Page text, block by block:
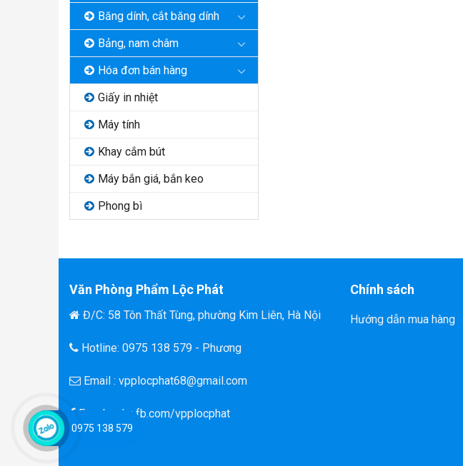
Băng dính, cắt băng dính
Bảng, nam châm
Hóa đơn bán hàng
Giấy in nhiệt
Máy tính
Khay cắm bút
Máy bắn giá, bắn keo
Phong bì
Văn Phòng Phẩm Lộc Phát
Đ/C: 58 Tôn Thất Tùng, phường Kim Liên, Hà Nội
Hotline: 0975 138 579 - Phương
Email : vpplocphat68@gmail.com
Facebook : fb.com/vpplocphat
Chính sách
Hướng dẫn mua hàng
0975 138 579